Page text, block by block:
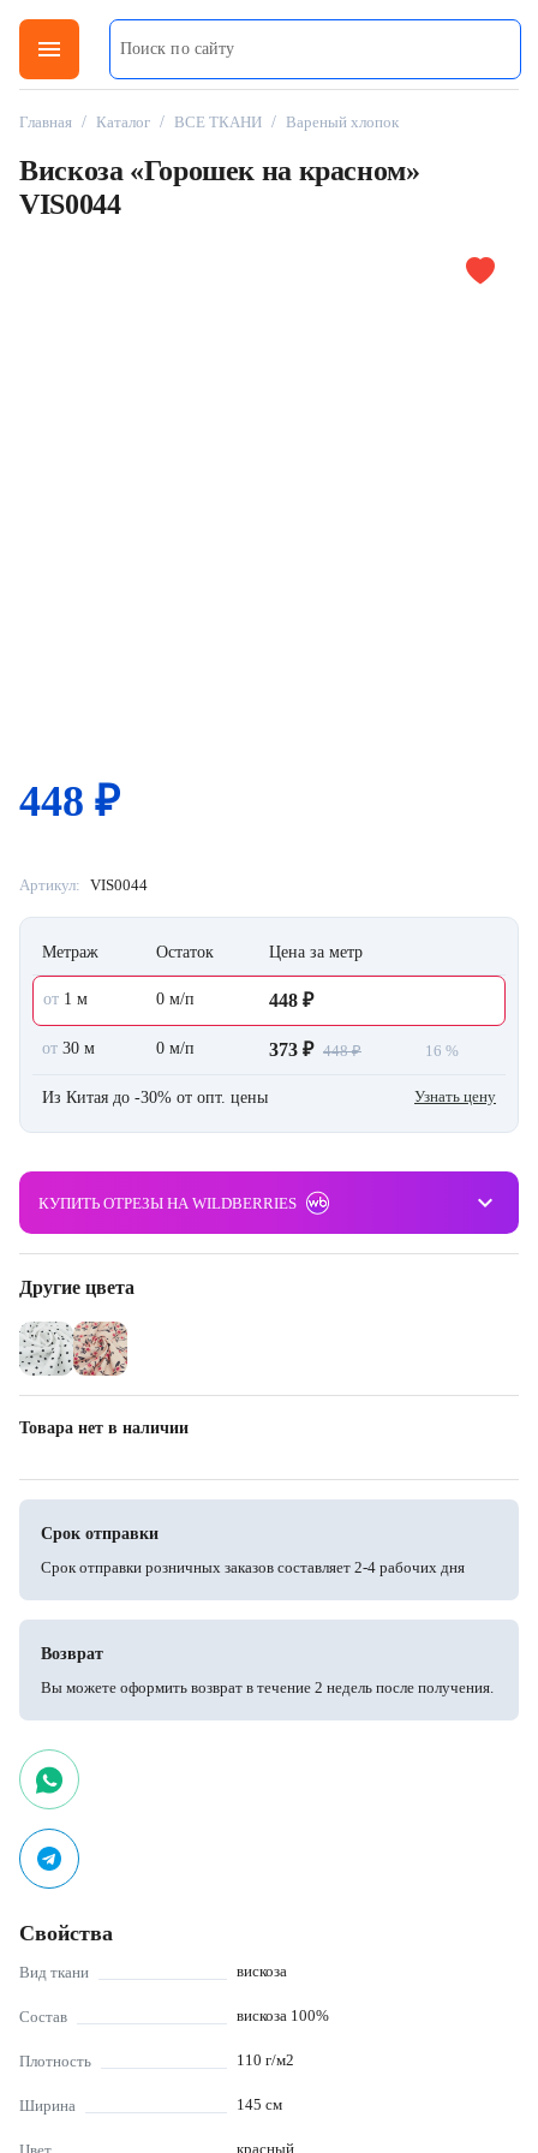
menu
Главная / Каталог / ВСЕ ТКАНИ / Вареный хлопок
Вискоза «Горошек на красном»
VIS0044
448 ₽
Артикул: VIS0044
Метраж Остаток Цена за метр
от 1 м 0 м/п 448 ₽
от 30 м 0 м/п 373 ₽ 448 ₽ 16 %
Из Китая до -30% от опт. цены Узнать цену
КУПИТЬ ОТРЕЗЫ НА WILDBERRIES keyboard_arrow_down
Другие цвета
Товара нет в наличии
Срок отправки
Срок отправки розничных заказов составляет 2-4 рабочих дня
Возврат
Вы можете оформить возврат в течение 2 недель после получения.
Свойства
Вид ткани вискоза
Состав вискоза 100%
Плотность 110 г/м2
Ширина 145 см
красный